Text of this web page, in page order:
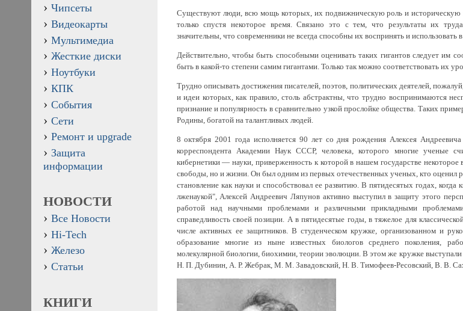
Существуют люди, всю мощь которых, их подвижническую роль и историческую
только спустя некоторое время. Связано это с тем, что результаты их
значительны, что современники не всегда способны их воспринять и использовать
Действительно, чтобы быть способными оценивать таких гигантов следует им
быть в какой-то степени самим гигантами. Только так можно соответствовать их
Трудно описывать достижения писателей, поэтов, политических деятелей,
и идеи которых, как правило, столь абстрактны, что трудно воспринимаются
признание и популярность в сравнительно узкой прослойке общества. Таких
Родины, богатой на талантливых людей.
8 октября 2001 года исполняется 90 лет со дня рождения Алексея
корреспондента Академии Наук СССР, человека, которого многие ученые
кибернетики — науки, приверженность к которой в нашем государстве некоторое
свободы, но и жизни. Он был одним из первых отечественных ученых, кто оценил
становление как науки и способствовал ее развитию. В пятидесятых годах,
лженаукой", Алексей Андреевич Ляпунов активно выступил в защиту этого
работой над научными проблемами и различными прикладными
справедливость своей позиции. А в пятидесятые годы, в тяжелое для
числе активных ее защитников. В студенческом кружке, организованном и
образование многие из ныне известных биологов среднего поколения,
молекулярной биологии, биохимии, теории эволюции. В этом же кружке выступали
Н. П. Дубинин, А. Р. Жебрак, М. М. Завадовский, Н. В. Тимофеев-Ресовский, В. В.
Чипсеты
Видеокарты
Мультимедиа
Жесткие диски
Ноутбуки
КПК
События
Сети
Ремонт и upgrade
Защита
информации
НОВОСТИ
Все Новости
Hi-Tech
Железо
Статьи
КНИГИ